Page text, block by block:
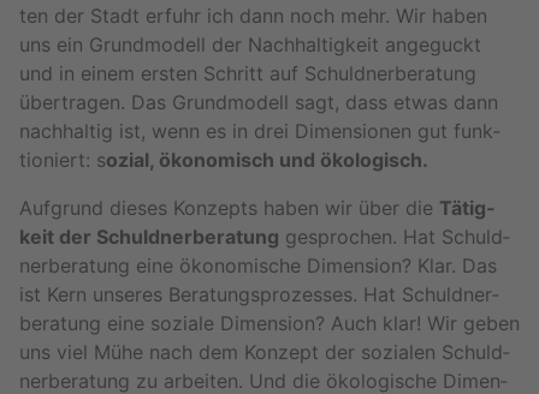
ten der Stadt er­fuhr ich dann noch mehr. Wir haben
uns ein Grund­mo­dell der Nach­hal­tig­keit an­ge­guckt
und in einem ers­ten Schritt auf Schuld­ner­be­ra­tung
über­tra­gen. Das Grund­mo­dell sagt, dass etwas dann
nach­hal­tig ist, wenn es in drei Di­men­sio­nen gut funk­
tio­niert: sozial, öko­no­misch und öko­lo­gisch.
Auf­grund die­ses Kon­zepts haben wir über die Tä­tig­
keit der Schuld­ner­be­ra­tung ge­spro­chen. Hat Schuld­
ner­be­ra­tung eine öko­no­mi­sche Di­men­si­on? Klar. Das
ist Kern un­se­res Be­ra­tungs­pro­zes­ses. Hat Schuld­ner­
be­ra­tung eine so­zia­le Di­men­si­on? Auch klar! Wir geben
uns viel Mühe nach dem Kon­zept der so­zia­len Schuld­
ner­be­ra­tung zu ar­bei­ten. Und die öko­lo­gi­sche Di­men­